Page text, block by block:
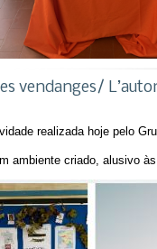
vendanges/
realizada hoje pelo
ambiente criado, alusivo